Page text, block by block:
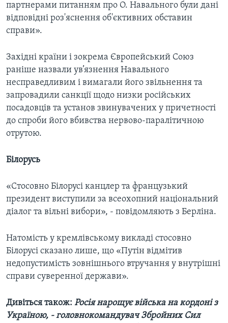
партнерами питанням про О. Навального були дані
відповідні роз'яснення об'єктивних обставин
справи».
Західні країни і зокрема Європейський Союз
раніше назвали ув’язнення Навального
несправедливим і вимагали його звільнення та
запровадили санкції щодо низки російських
посадовців та установ звинувачених у причетності
до спроби його вбивства нервово-паралітичною
отрутою.
Білорусь
«Стосовно Білорусі канцлер та французький
президент виступили за всеохопний національний
діалог та вільні вибори», - повідомляють з Берліна.
Натомість у кремлівському викладі стосовно
Білорусі сказано лише, що «Путін відмітив
недопустимість зовнішнього втручання у внутрішні
справи суверенної держави».
Дивіться також: Росія нарощує війська на кордоні з
Україною, - головнокомандувач Збройних Сил